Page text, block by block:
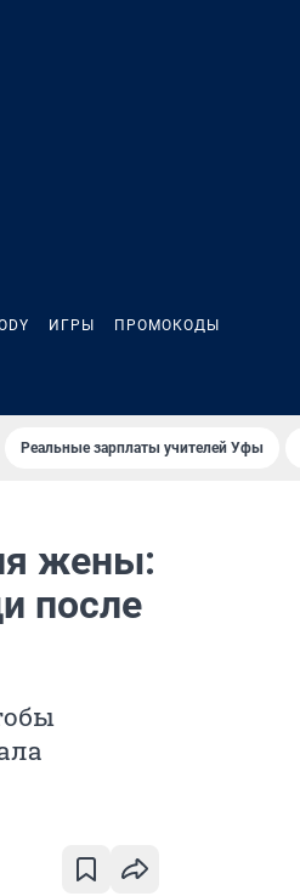
ИГРЫ ПРОМОКОДЫ
Реальные зарплаты учителей Уфы
жены:
после